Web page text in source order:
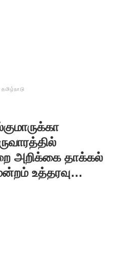
தமிழ்நாடு
அறிக்கை தாக்கல்
உத்தரவு…